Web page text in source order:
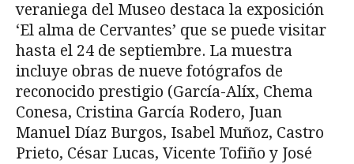
veraniega del Museo destaca la exposición
‘El alma de Cervantes’ que se puede visitar
hasta el 24 de septiembre. La muestra
incluye obras de nueve fotógrafos de
reconocido prestigio (García-Alíx, Chema
Conesa, Cristina García Rodero, Juan
Manuel Díaz Burgos, Isabel Muñoz, Castro
Prieto, César Lucas, Vicente Tofiño y José